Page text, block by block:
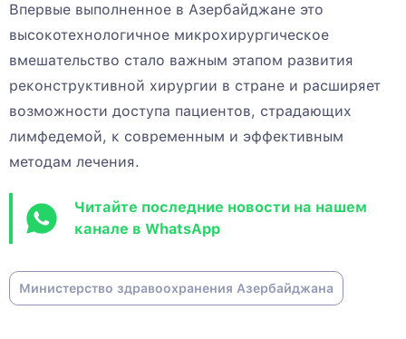
Впервые выполненное в Азербайджане это
высокотехнологичное микрохирургическое
вмешательство стало важным этапом развития
реконструктивной хирургии в стране и расширяет
возможности доступа пациентов, страдающих
лимфедемой, к современным и эффективным
методам лечения.
Читайте последние новости на нашем
канале в WhatsApp
Министерство здравоохранения Азербайджана